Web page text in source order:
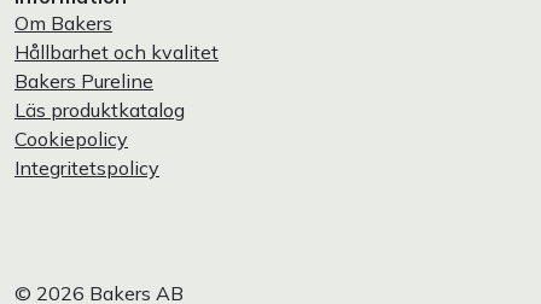
Om Bakers
Hållbarhet och kvalitet
Bakers Pureline
Läs produktkatalog
Cookiepolicy
Integritetspolicy
© 2026 Bakers AB